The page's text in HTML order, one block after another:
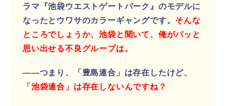
ラマ『池袋ウエストゲートパーク』のモデルに
なったとウワサのカラーギャングです。 そんな
ところでしょうか、池袋と聞いて、俺がパッと
思い出せる不良グループは。
――つまり、「豊島連合」は存在したけど、
「池袋連合」は存在しないんですね？